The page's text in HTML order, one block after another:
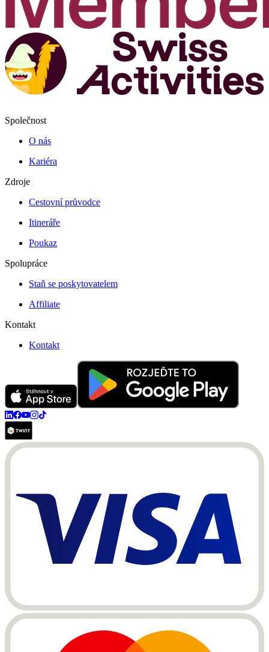
Společnost
O nás
Kariéra
Zdroje
Cestovní průvodce
Itineráře
Poukaz
Spolupráce
Staň se poskytovatelem
Affiliate
Kontakt
Kontakt